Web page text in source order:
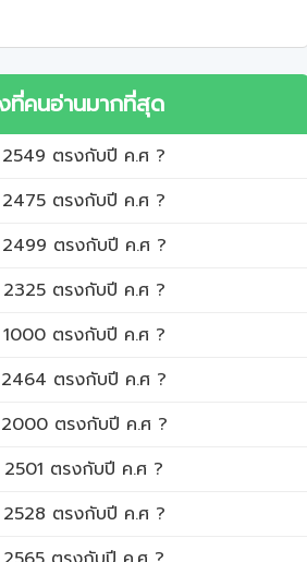
ที่คนอ่านมากที่สุด
ตรงกับปี ค.ศ ?
ตรงกับปี ค.ศ ?
ตรงกับปี ค.ศ ?
ตรงกับปี ค.ศ ?
ตรงกับปี ค.ศ ?
ตรงกับปี ค.ศ ?
ตรงกับปี ค.ศ ?
ตรงกับปี ค.ศ ?
ตรงกับปี ค.ศ ?